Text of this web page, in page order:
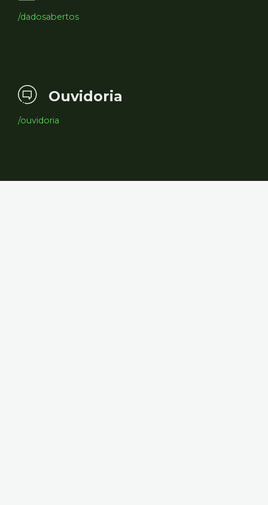
/dadosabertos
Ouvidoria
/ouvidoria